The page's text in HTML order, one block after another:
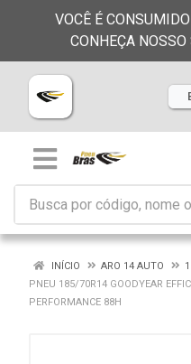
VOCÊ É
CONHEÇA
INÍCIO ARO 14 AUTO
PNEU 185/70R14 GOODYEAR
PERFORMANCE 88H